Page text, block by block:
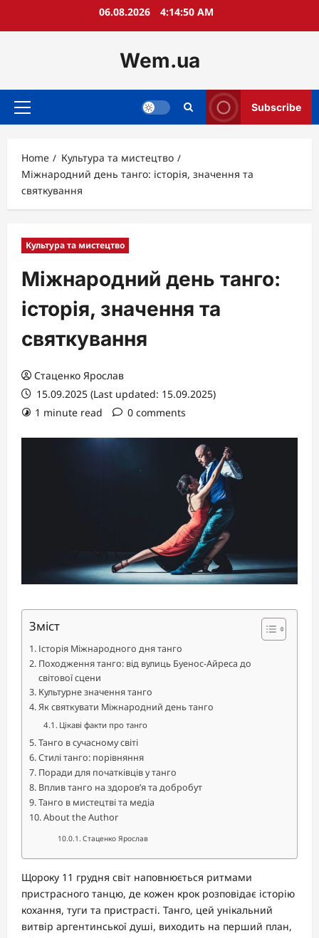
06.08.2026 4:14:51 AM
Wem.ua
Primary
Subscribe
Home
Культура та мистецтво
Міжнародний день танго: історія, значення та
святкування
Культура та мистецтво
Міжнародний день танго:
історія, значення та
святкування
Стаценко Ярослав
15.09.2025 (Last updated: 15.09.2025)
1 minute read
0 comments
Зміст
Історія Міжнародного дня танго
Походження танго: від вулиць Буенос-Айреса до
світової сцени
Культурне значення танго
Як святкувати Міжнародний день танго
Цікаві факти про танго
Танго в сучасному світі
Стилі танго: порівняння
Поради для початківців у танго
Вплив танго на здоров’я та добробут
Танго в мистецтві та медіа
About the Author
Стаценко Ярослав
Щороку 11 грудня світ наповнюється ритмами
пристрасного танцю, де кожен крок розповідає історію
кохання, туги та пристрасті. Танго, цей унікальний
витвір аргентинської душі, виходить на перший план,